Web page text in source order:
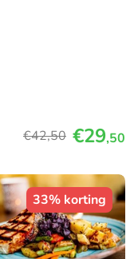
€42,50 €29,50
33% korting